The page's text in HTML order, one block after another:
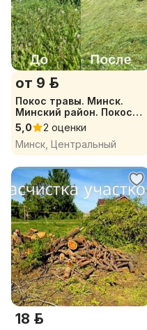
от 9 р.
Покос травы. Минск.
Минский район. Покос
бурьяна
5,0
2 оценки
Минск, Центральный
18 р.